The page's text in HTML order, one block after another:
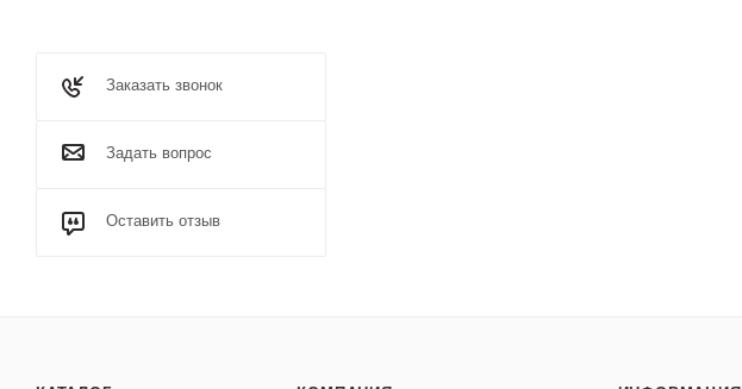
Заказать звонок
Задать вопрос
Оставить отзыв